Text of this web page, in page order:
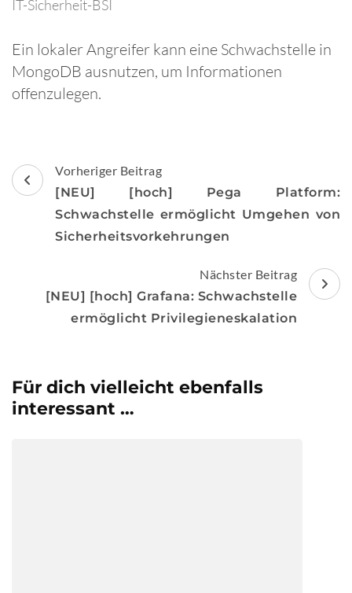
IT-Sicherheit-BSI
Ein lokaler Angreifer kann eine Schwachstelle in
MongoDB ausnutzen, um Informationen
offenzulegen.
Beitragsnavigation
Vorheriger Beitrag
[NEU] [hoch] Pega Platform:
Schwachstelle ermöglicht Umgehen von
Sicherheitsvorkehrungen
Nächster Beitrag
[NEU] [hoch] Grafana: Schwachstelle
ermöglicht Privilegieneskalation
Für dich vielleicht ebenfalls
interessant …